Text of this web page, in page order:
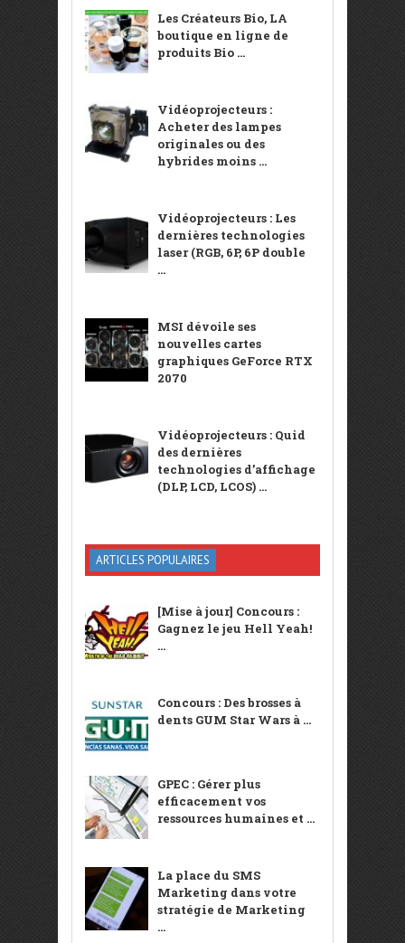
Les Créateurs Bio, LA
boutique en ligne de
produits Bio ...
Vidéoprojecteurs :
Acheter des lampes
originales ou des
hybrides moins ...
Vidéoprojecteurs : Les
dernières technologies
laser (RGB, 6P, 6P double
...
MSI dévoile ses
nouvelles cartes
graphiques GeForce RTX
2070
Vidéoprojecteurs : Quid
des dernières
technologies d’affichage
(DLP, LCD, LCOS) ...
ARTICLES POPULAIRES
[Mise à jour] Concours :
Gagnez le jeu Hell Yeah!
...
Concours : Des brosses à
dents GUM Star Wars à ...
GPEC : Gérer plus
efficacement vos
ressources humaines et ...
La place du SMS
Marketing dans votre
stratégie de Marketing
...